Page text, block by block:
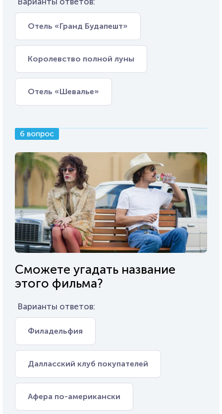
Отель «Гранд Будапешт»
Королевство полной луны
Отель «Шевалье»
6 вопрос
Сможете угадать название
этого фильма?
Варианты ответов:
Филадельфия
Далласский клуб покупателей
Афера по-американски